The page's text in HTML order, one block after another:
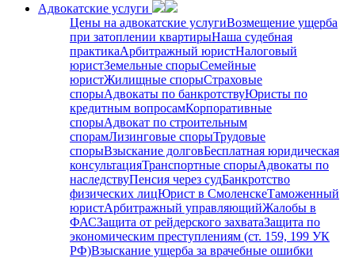
Адвокатские услуги
Цены на адвокатские услугиВозмещение ущерба
при затоплении квартирыНаша судебная
практикаАрбитражный юристНалоговый
юристЗемельные спорыСемейные
юристЖилищные спорыСтраховые
спорыАдвокаты по банкротствуЮристы по
кредитным вопросамКорпоративные
спорыАдвокат по строительным
спорамЛизинговые спорыТрудовые
спорыВзыскание долговБесплатная юридическая
консультацияТранспортные спорыАдвокаты по
наследствуПенсия через судБанкротство
физических лицЮрист в СмоленскеТаможенный
юристАрбитражный управляющийЖалобы в
ФАСЗащита от рейдерского захватаЗащита по
экономическим преступлениям (ст. 159, 199 УК
РФ)Взыскание ущерба за врачебные ошибки